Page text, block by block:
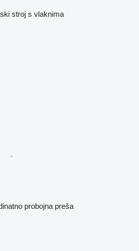
stroj s vlaknima
probojna preša